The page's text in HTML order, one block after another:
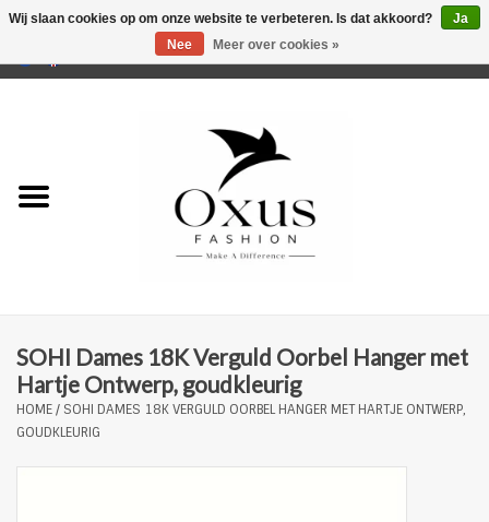
Merken
SOHI Dames 18K Verguld Oorbel Hanger met
Hartje Ontwerp, goudkleurig
HOME/ SOHI DAMES 18K VERGULD OORBEL HANGER MET HARTJE ONTWERP,
GOUDKLEURIG
Wij slaan cookies op om onze website te verbeteren. Is dat akkoord?
Ja
Nee
Meer over cookies »